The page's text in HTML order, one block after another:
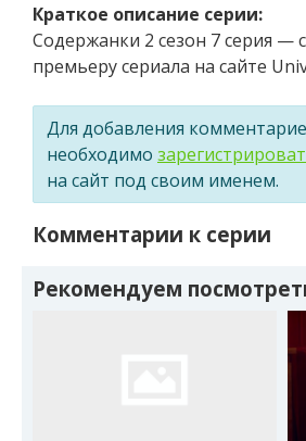
Краткое описание серии:
Содержанки 2 сезон 7 серия —
премьеру сериала на сайте
Для добавления
необходимо
на сайт под своим именем.
Комментарии к серии
Рекомендуем